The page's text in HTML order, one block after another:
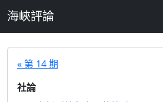
海峽評論
« 第 14 期
社論